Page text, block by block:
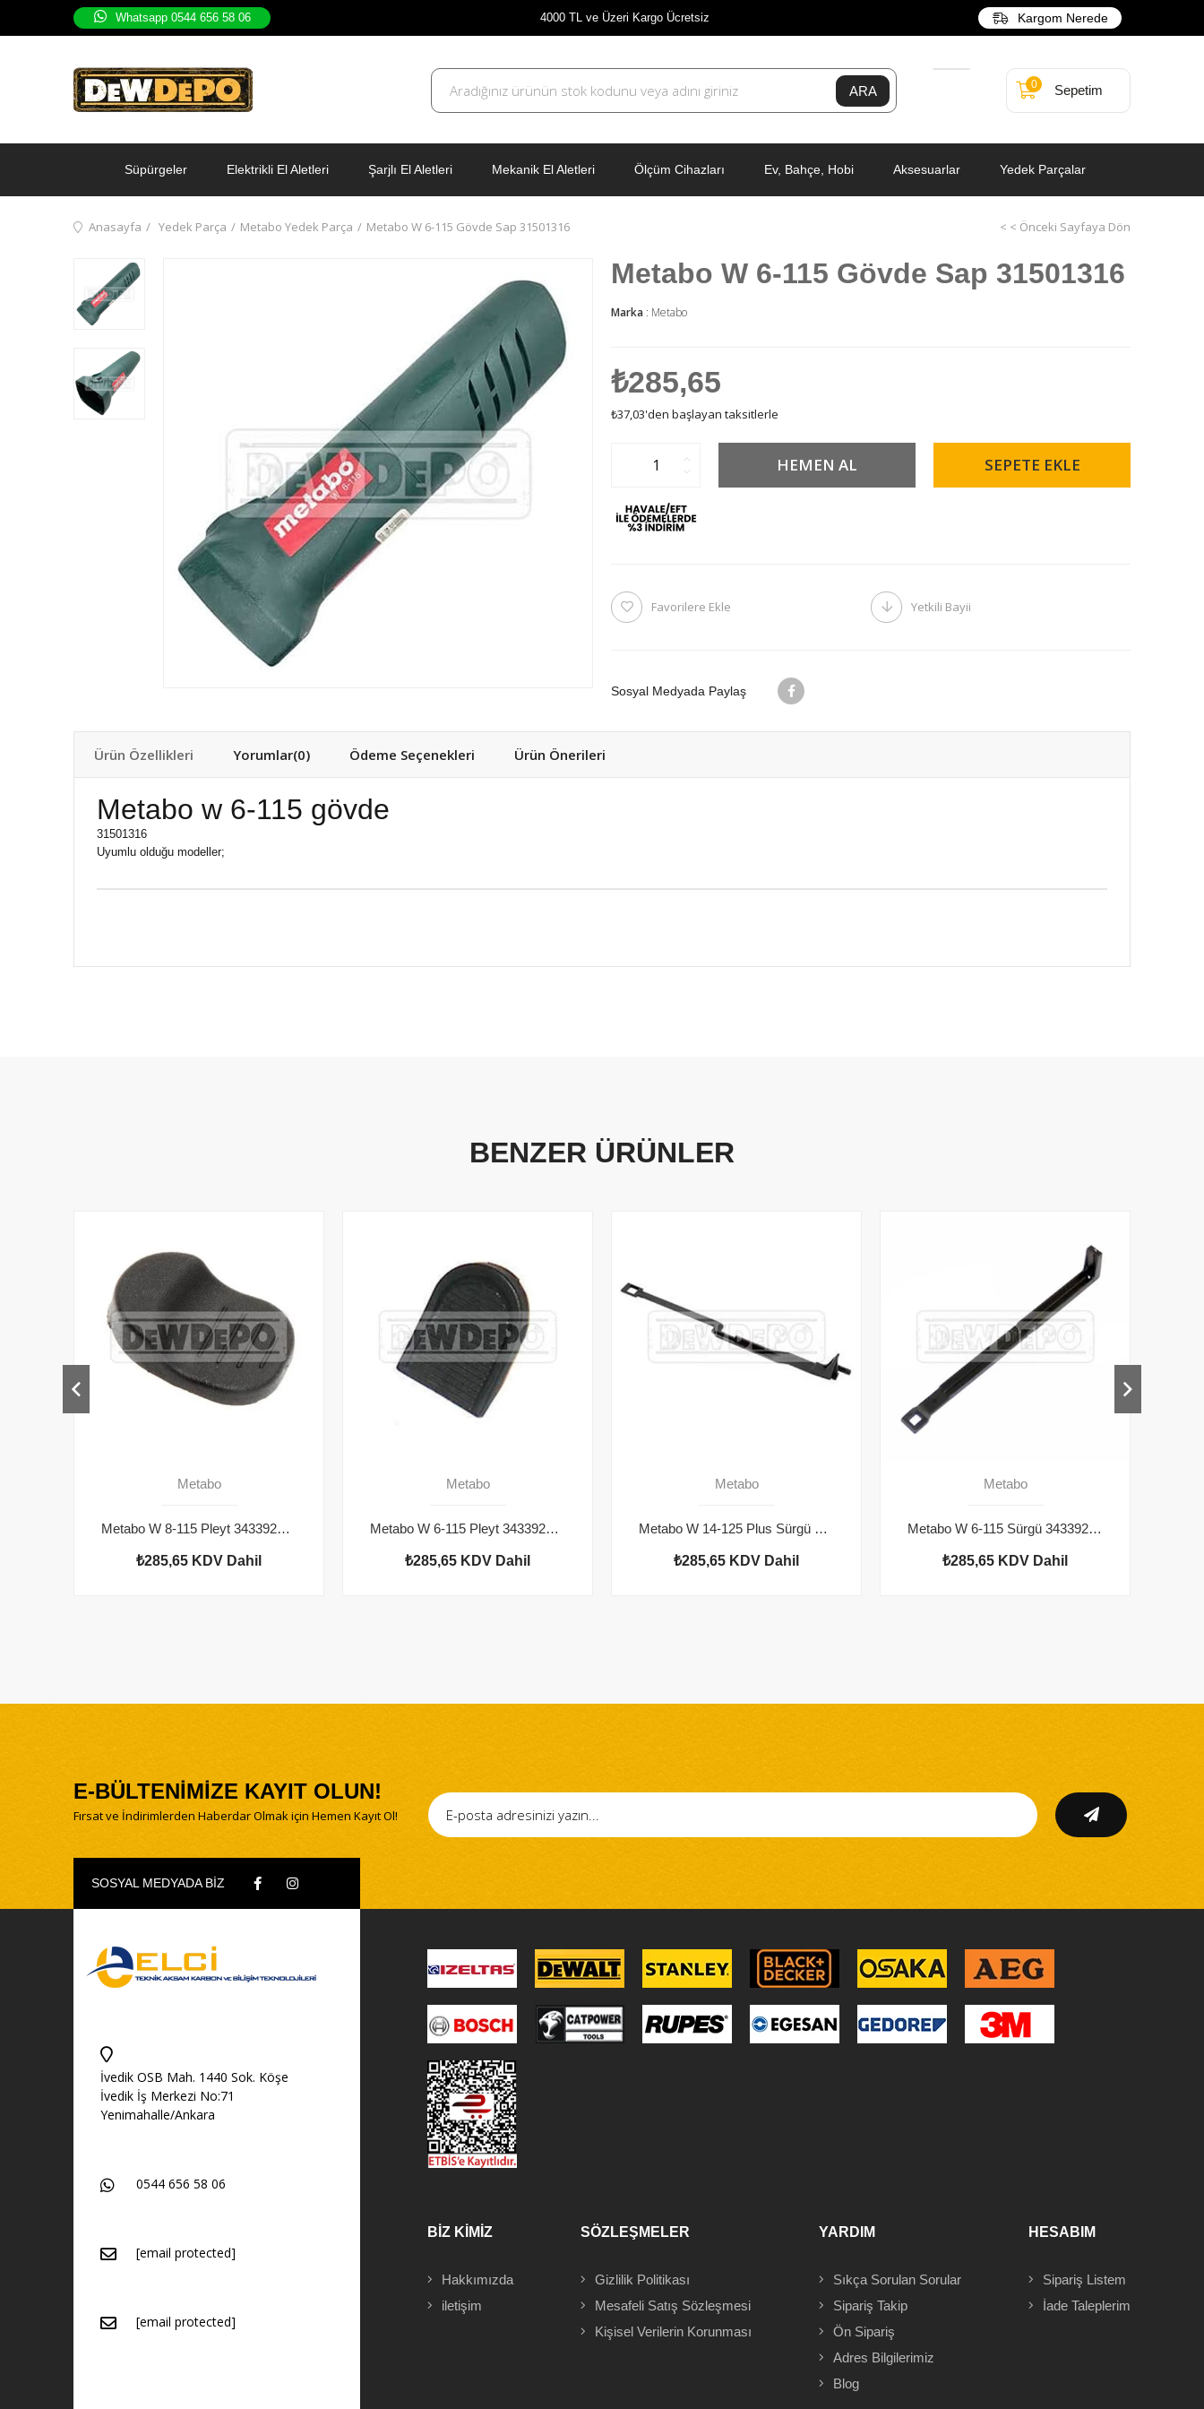
Whatsapp 0544 656 58 06 4000 TL ve Üzeri Kargo Ücretsiz Kargom Nerede
Sepetim
0
Süpürgeler Elektrikli El Aletleri Şarjlı El Aletleri Mekanik El Aletleri Ölçüm Cihazları Ev, Bahçe, Hobi Aksesuarlar Yedek Parçalar
Anasayfa Yedek Parça Metabo Yedek Parça Metabo W 6-115 Gövde Sap 31501316 < < Önceki Sayfaya Dön
Metabo W 6-115 Gövde Sap 31501316
Marka : Metabo
₺285,65
₺37,03'den başlayan taksitlerle
Favorilere Ekle Yetkili Bayii
Sosyal Medyada Paylaş
Ürün Özellikleri Yorumlar(0) Ödeme Seçenekleri Ürün Önerileri
Metabo w 6-115 gövde
31501316
Uyumlu olduğu modeller;
BENZER ÜRÜNLER
Metabo
Metabo W 8-115 Pleyt 343392980
₺285,65 KDV Dahil
Metabo
Metabo W 6-115 Pleyt 343392080
₺285,65 KDV Dahil
Metabo
Metabo W 14-125 Plus Sürgü 343393530
₺285,65 KDV Dahil
Metabo
Metabo W 6-115 Sürgü 343392090
₺285,65 KDV Dahil
E-BÜLTENİMİZE KAYIT OLUN!
Fırsat ve İndirimlerden Haberdar Olmak için Hemen Kayıt Ol!
SOSYAL MEDYADA BİZ
İvedik OSB Mah. 1440 Sok. Köşe
İvedik İş Merkezi No:71
Yenimahalle/Ankara
0544 656 58 06
[email protected]
[email protected]
BİZ KİMİZ
Hakkımızda
iletişim
SÖZLEŞMELER
Gizlilik Politikası
Mesafeli Satış Sözleşmesi
Kişisel Verilerin Korunması
YARDIM
Sıkça Sorulan Sorular
Sipariş Takip
Ön Sipariş
Adres Bilgilerimiz
Blog
HESABIM
Sipariş Listem
İade Taleplerim